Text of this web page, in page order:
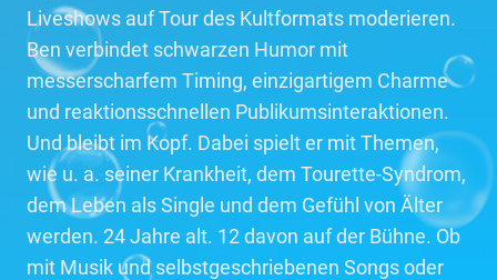
Liveshows auf Tour des Kultformats moderieren.
Ben verbindet schwarzen Humor mit
messerscharfem Timing, einzigartigem Charme
und reaktionsschnellen Publikumsinteraktionen.
Und bleibt im Kopf. Dabei spielt er mit Themen,
wie u. a. seiner Krankheit, dem Tourette-Syndrom,
dem Leben als Single und dem Gefühl von Älter
werden. 24 Jahre alt. 12 davon auf der Bühne. Ob
mit Musik und selbstgeschriebenen Songs oder